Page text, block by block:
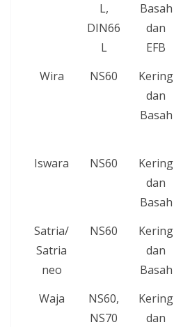
L,
DIN66
L
Basah
dan
EFB
Wira
NS60
Kering
dan
Basah
Iswara
NS60
Kering
dan
Basah
Satria/
Satria
neo
NS60
Kering
dan
Basah
Waja
NS60,
NS70
Kering
dan